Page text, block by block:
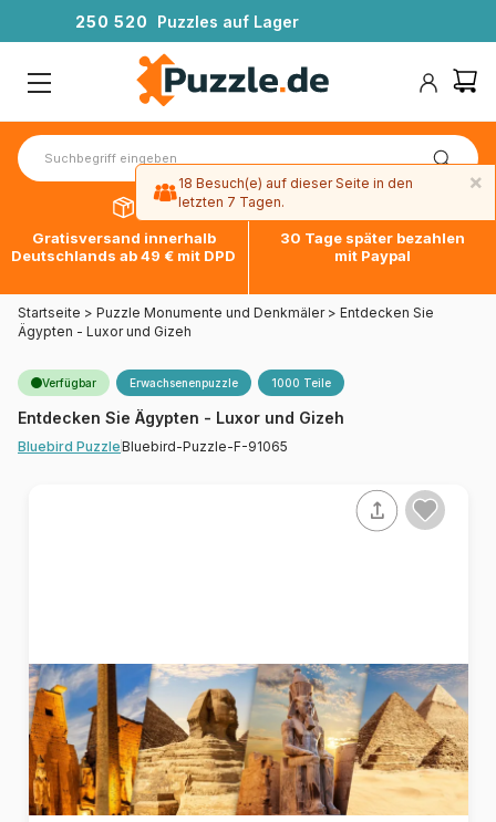
250 520 Puzzles auf Lager
Gratisversand innerhalb
Deutschlands ab 49 € mit DPD
30 Tage später bezahlen
mit Paypal
Startseite > Puzzle Monumente und Denkmäler > Entdecken Sie
Ägypten - Luxor und Gizeh
Verfügbar Erwachsenenpuzzle 1000 Teile
Entdecken Sie Ägypten - Luxor und Gizeh
Bluebird PuzzleBluebird-Puzzle-F-91065
×
18 Besuch(e) auf dieser Seite in den
letzten 7 Tagen.